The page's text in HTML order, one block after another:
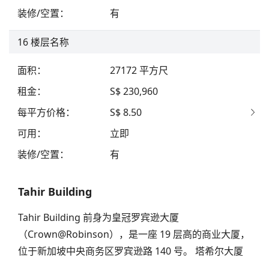
装修/空置： 有
16楼层名称
面积： 27172平方尺
租金：
S$ 230,960
每平方价格：
S$ 8.50
可用：
立即
装修/空置： 有
Tahir Building
Tahir Building 前身为皇冠罗宾逊大厦
（Crown@Robinson），是一座 19 层高的商业大厦，
位于新加坡中央商务区罗宾逊路 140 号。 塔希尔大厦